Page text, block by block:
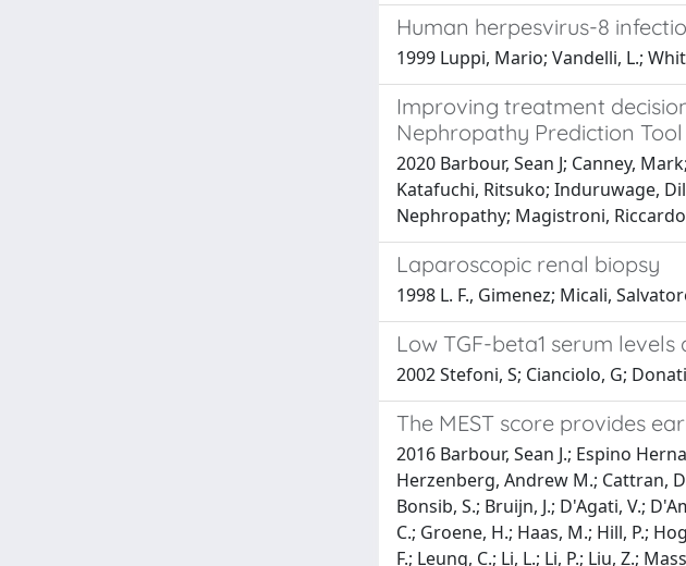
Human herpesvirus-8
1999 Luppi, Mario; Vandelli, L.;
Improving treatment
Nephropathy Prediction Tool
2020 Barbour, Sean J; Canney,
Katafuchi, Ritsuko; Induruwage,
Nephropathy; Magistroni,
Laparoscopic renal biopsy
1998 L. F., Gimenez; Micali,
Low TGF-beta1 serum
2002 Stefoni, S; Cianciolo, G;
The MEST score provides
2016 Barbour, Sean J.; Espino
Herzenberg, Andrew M.; Cattran,
Bonsib, S.; Bruijn, J.; D'Agati, V.;
C.; Groene, H.; Haas, M.; Hill, P.;
F.; Leung, C.; Li, L.; Li, P.; Liu, Z.;